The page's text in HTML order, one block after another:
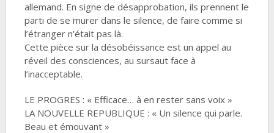
allemand. En signe de désapprobation, ils prennent le
parti de se murer dans le silence, de faire comme si
l’étranger n’était pas là.
Cette pièce sur la désobéissance est un appel au
réveil des consciences, au sursaut face à
l’inacceptable.
LE PROGRES : « Efficace… à en rester sans voix »
LA NOUVELLE REPUBLIQUE : « Un silence qui parle.
Beau et émouvant »